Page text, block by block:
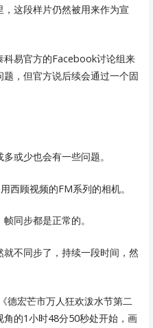
这段样片仍然被用来作为宣
科易官方的Facebook讨论组来
，但官方说后续会通过一个固
或少也会有一些问题。
西顾视频的FM系列的相机。
同步都是正常的。
不同步了，持续一段时间，然
德宏芒市万人狂欢泼水节第二
的1小时48分50秒处开始，画